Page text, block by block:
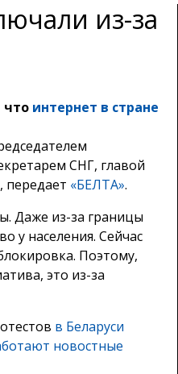
из-за
что интернет в стране
СНГ, главой
передает «БЕЛТА».
Даже из-за границы
у населения. Сейчас
Поэтому,
это из-за
в Беларуси
новостные